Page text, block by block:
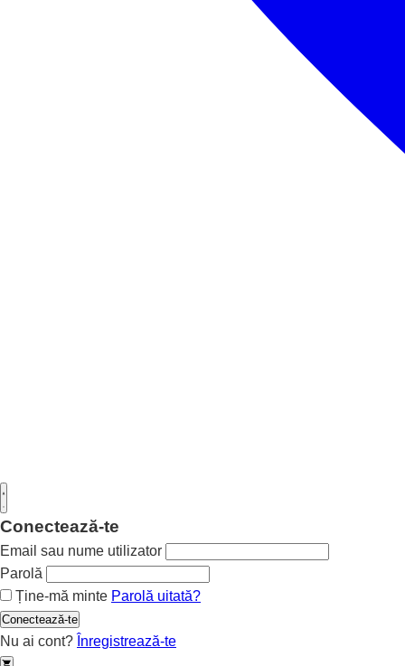
Conectează-te
Email sau nume utilizator
Parolă
Ține-mă minte Parolă uitată?
Conectează-te
Nu ai cont? Înregistrează-te